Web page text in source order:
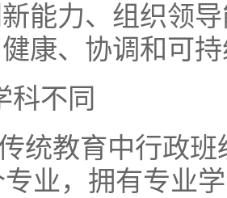
能力、组织领
康、协调和可
科不同
统教育中行政
业，拥有专业